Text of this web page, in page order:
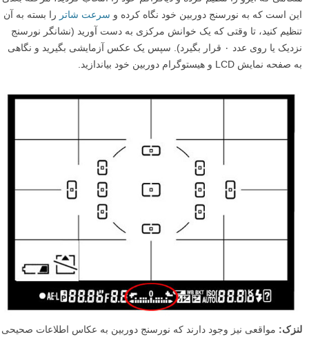
این است که به نورسنج دوربین خود نگاه کرده و سرعت شاتر را بسته به آن
تنظیم کنید، تا وقتی که یک خوانش مرکزی به دست آورید (نشانگر نورسنج
نزدیک یا روی عدد ۰ قرار بگیرد). سپس یک عکس آزمایشی بگیرید و نگاهی
به صفحه نمایش LCD و هیستوگرام دوربین خود بیاندازید.
لنزک: مواقعی نیز وجود دارند که نورسنج دوربین به عکاس اطلاعات صحیحی